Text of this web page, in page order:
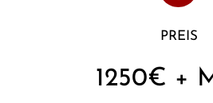
PREIS
1250€ +